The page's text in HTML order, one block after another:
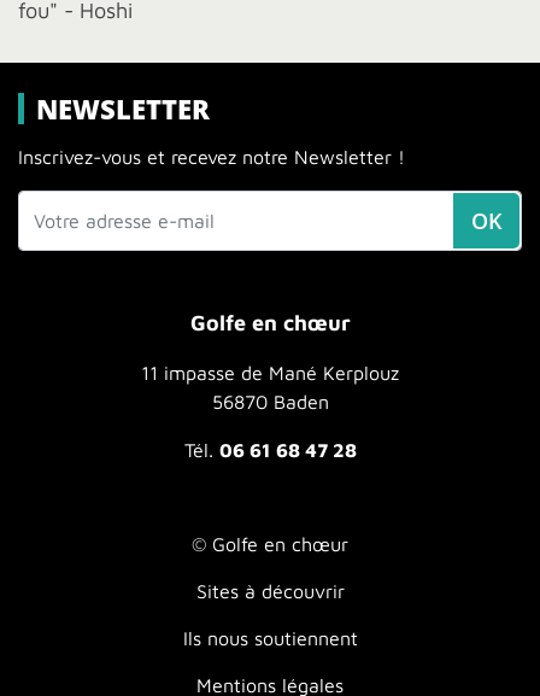
fou" - Hoshi
Golfe en chœur
11 impasse de Mané Kerplouz
56870 Baden
Tél. 06 61 68 47 28
© Golfe en chœur
Sites à découvrir
Ils nous soutiennent
Mentions légales
NEWSLETTER
Inscrivez-vous et recevez notre Newsletter !
OK